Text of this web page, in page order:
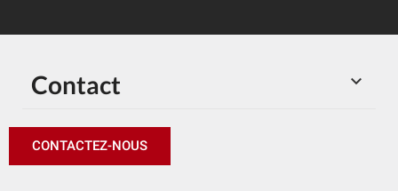

Contact
CONTACTEZ-NOUS